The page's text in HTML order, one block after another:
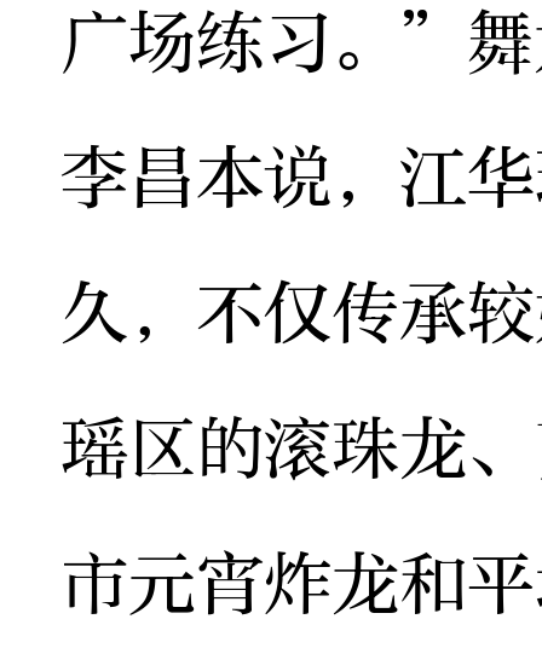
广场练习。”
李昌本说，江
久，不仅传承
瑶区的滚珠龙
市元宵炸龙和